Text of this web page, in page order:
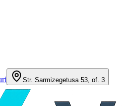
Str. Sarmizegetusa 53, of. 3